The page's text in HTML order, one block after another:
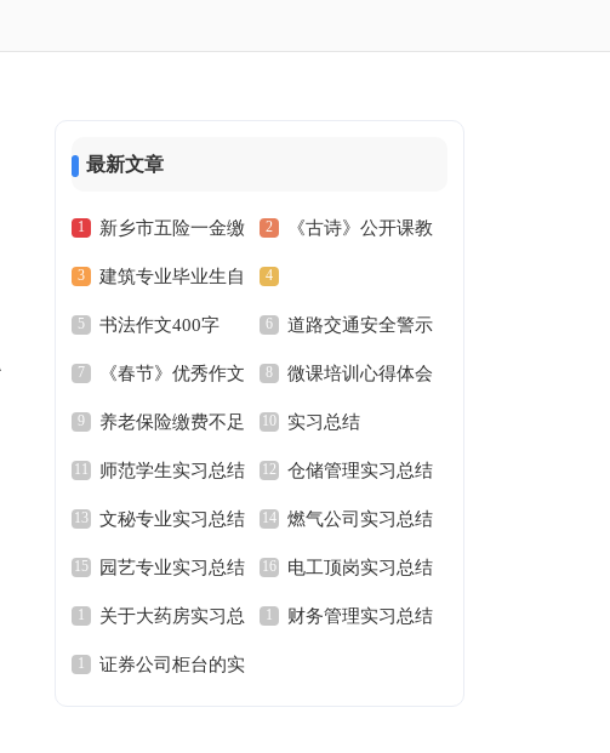
最新文章
新乡市五险一金缴
纳比例计算器
《古诗》公开课教
案设计
建筑专业毕业生自
荐信书法作文400字 道路交通安全警示
语
《春节》优秀作文 微课培训心得体会
养老保险缴费不足
15年怎么办
实习总结
师范学生实习总结 仓储管理实习总结
范文
文秘专业实习总结
范文
燃气公司实习总结
园艺专业实习总结 电工顶岗实习总结
范文
关于大药房实习总
结
财务管理实习总结
证券公司柜台的实